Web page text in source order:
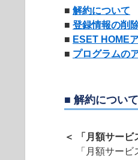
■ 解約について
■ 登録情報の削
■ ESET HOME
■ プログラムの
■ 解約について
＜ 「月額サービ
「月額サー